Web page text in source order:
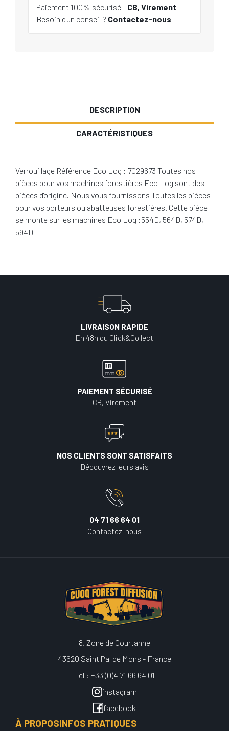
Paiement 100% sécurisé - CB, Virement
Besoin d'un conseil ? Contactez-nous
DESCRIPTION
CARACTÉRISTIQUES
Verrouillage Référence Eco Log : 7029673 Toutes nos
pièces pour vos machines forestières Eco Log sont des
pièces d'origine. Nous vous fournissons Toutes les pièces
pour vos porteurs ou abatteuses forestières. Cette pièce
se monte sur les machines Eco Log :554D, 564D, 574D,
594D
LIVRAISON RAPIDE
En 48h ou Click&Collect
PAIEMENT SÉCURISÉ
CB, Virement
NOS CLIENTS SONT SATISFAITS
Découvrez leurs avis
04 71 66 64 01
Contactez-nous
8, Zone de Courtanne
43620 Saint Pal de Mons - France
Tel : +33 (0)4 71 66 64 01
instagram
facebook
À PROPOSINFOS PRATIQUES